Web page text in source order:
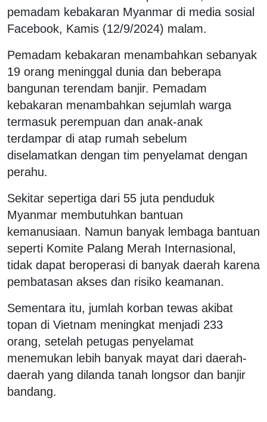
pemadam kebakaran Myanmar di media sosial
Facebook, Kamis (12/9/2024) malam.
Pemadam kebakaran menambahkan sebanyak
19 orang meninggal dunia dan beberapa
bangunan terendam banjir. Pemadam
kebakaran menambahkan sejumlah warga
termasuk perempuan dan anak-anak
terdampar di atap rumah sebelum
diselamatkan dengan tim penyelamat dengan
perahu.
Sekitar sepertiga dari 55 juta penduduk
Myanmar membutuhkan bantuan
kemanusiaan. Namun banyak lembaga bantuan
seperti Komite Palang Merah Internasional,
tidak dapat beroperasi di banyak daerah karena
pembatasan akses dan risiko keamanan.
Sementara itu, jumlah korban tewas akibat
topan di Vietnam meningkat menjadi 233
orang, setelah petugas penyelamat
menemukan lebih banyak mayat dari daerah-
daerah yang dilanda tanah longsor dan banjir
bandang.